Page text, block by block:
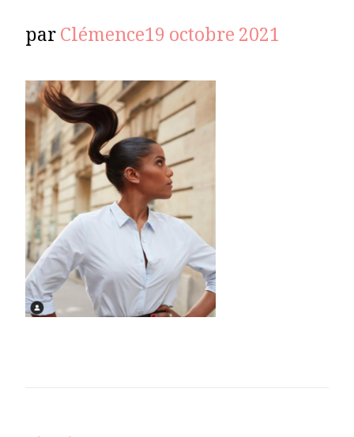
parClémence19 octobre 2021